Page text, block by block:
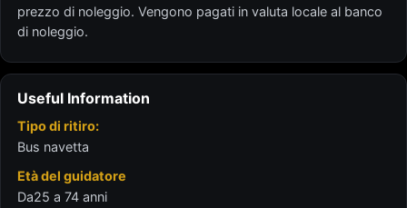
prezzo di noleggio. Vengono pagati in valuta locale al banco
di noleggio.
Useful Information
Tipo di ritiro:
Bus navetta
Età del guidatore
Da25 a 74 anni